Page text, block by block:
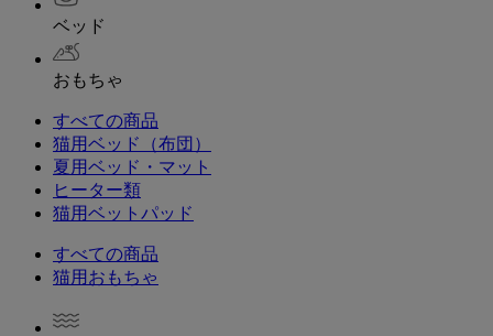
ベッド
おもちゃ
すべての商品
猫用ベッド（布団）
夏用ベッド・マット
ヒーター類
猫用ベットパッド
すべての商品
猫用おもちゃ